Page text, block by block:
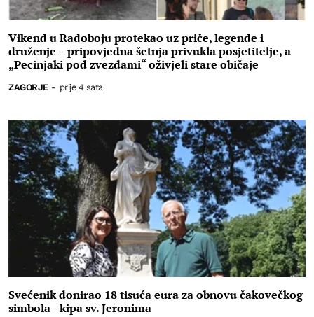
Vikend u Radoboju protekao uz priče, legende i
druženje – pripovjedna šetnja privukla posjetitelje, a
„Pecinjaki pod zvezdami“ oživjeli stare običaje
ZAGORJE - prije 4 sata
Svećenik donirao 18 tisuća eura za obnovu čakovečkog
simbola - kipa sv. Jeronima